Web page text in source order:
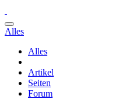
Alles
Alles
Artikel
Seiten
Forum